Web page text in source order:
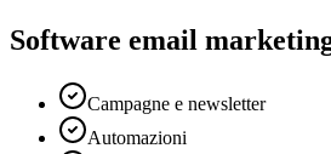
Software email
Campagne e newsletter
Automazioni